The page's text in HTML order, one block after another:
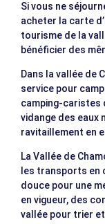
Si vous ne
acheter la carte
tourisme de la
bénéficier des
Dans la vallée de
service pour
camping-caristes
vidange des eaux
ravitaillement en
La Vallée de
les transports en
douce pour une
en vigueur, des
vallée pour trier